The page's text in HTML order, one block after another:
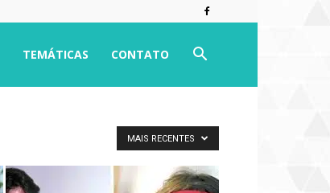
TEMÁTICAS CONTATO
MAIS RECENTES